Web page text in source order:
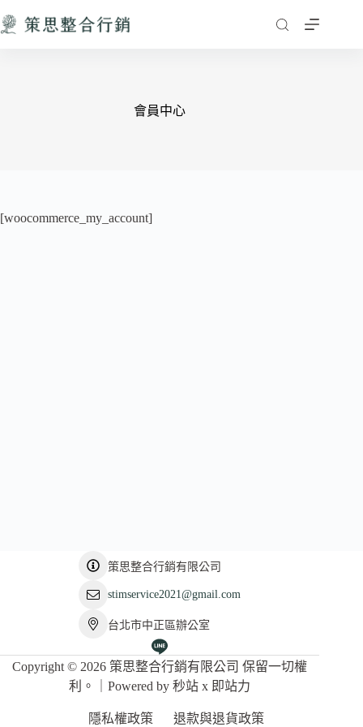
至
會員中心
[woocommerce_my_account]
策思整合行銷有限公司
stimservice2021@gmail.com
台北市中正區辦公室
Copyright © 2026 策思整合行銷有限公司 保留一切權
利。｜Powered by秒站 x 即站力
隱私權政策 退款與退貨政策